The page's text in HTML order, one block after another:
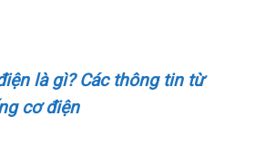
là gì? Các thông tin từ
cơ điện